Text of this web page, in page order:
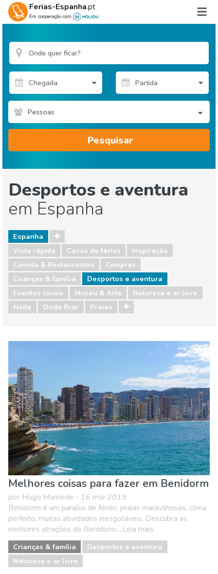
Ferias-Espanha.pt
Em cooperação com
Pessoas
Pesquisar
Desportos e aventura
em Espanha
Espanha
Vista rápida
Casas de férias
Inspiração
Comida & Restaurantes
Compras
Crianças & família
Desportos e aventura
Eventos locais
Museu & Arte
Natureza e ar livre
Noite
Onde ficar Praias
Crianças & família
Eventos locais
Museu & Arte
Natureza e ar livre
Noite
Onde ficar Praias
Melhores coisas para fazer em Benidorm
por Hugo Mamede - 16 mai 2019
Benidorm é um paraíso de férias: praias maravilhosas, clima
perfeito, muitas atividades inesgotáveis. Descubra as
melhores atrações de Benidorm....Leia mais
Crianças & família
Desportos e aventura
Natureza e ar livre